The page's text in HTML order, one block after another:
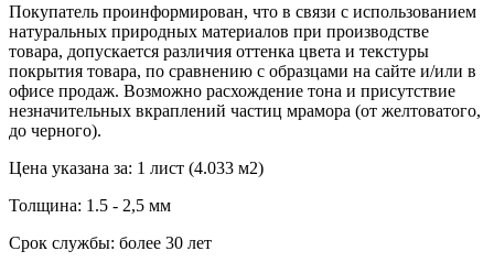
Покупатель проинформирован, что в связи с использованием
натуральных природных материалов при производстве
товара, допускается различия оттенка цвета и текстуры
покрытия товара, по сравнению с образцами на сайте и/или в
офисе продаж. Возможно расхождение тона и присутствие
незначительных вкраплений частиц мрамора (от желтоватого,
до черного).
Цена указана за: 1 лист (4.033 м2)
Толщина: 1.5 - 2,5 мм
Срок службы: более 30 лет